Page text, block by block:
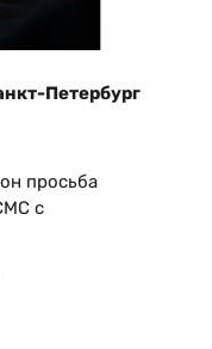
Петербург
просьба
c